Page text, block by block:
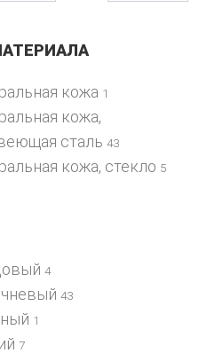
кожа 1
кожа,
сталь 43
кожа, стекло 5
4
43
1
7